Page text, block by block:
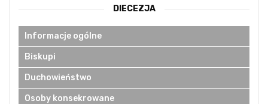
DIECEZJA
Informacje ogólne
Biskupi
Duchowieństwo
Osoby konsekrowane